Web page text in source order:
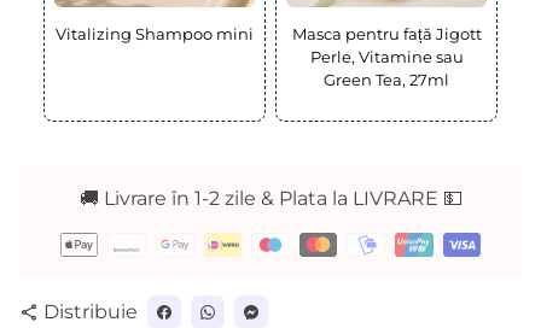
Vitalizing Shampoo mini
Masca pentru față Jigott
Perle, Vitamine sau
Green Tea, 27ml
🚚 Livrare în 1-2 zile & Plata la LIVRARE 💵
Metode
plată
share Distribuie